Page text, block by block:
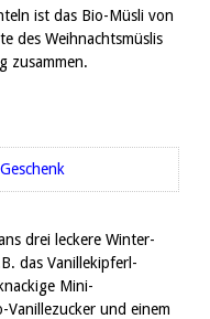
ist das Bio-Müsli von
des Weihnachtsmüslis
zusammen.
drei leckere Winter-
das Vanillekipferl-
Mini-
und einem